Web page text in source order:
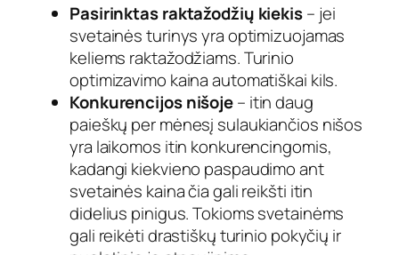
Pasirinktas raktažodžių kiekis– jei
svetainės turinys yra optimizuojamas
keliems raktažodžiams. Turinio
optimizavimo kaina automatiškai kils.
Konkurencijos nišoje– itin daug
paieškų per mėnesį sulaukiančios nišos
yra laikomos itin konkurencingomis,
kadangi kiekvieno paspaudimo ant
svetainės kaina čia gali reikšti itin
didelius pinigus. Tokioms svetainėms
gali reikėti drastiškų turinio pokyčių ir